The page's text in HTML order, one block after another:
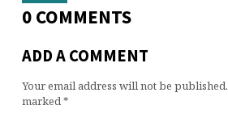
0 COMMENTS
ADD A COMMENT
Your email address will not be published.
marked*